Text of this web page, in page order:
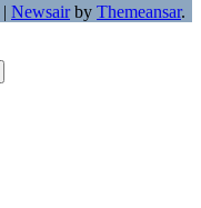
| Newsairby Themeansar.